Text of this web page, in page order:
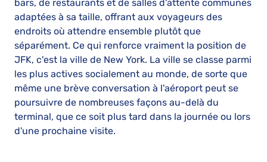
bars, de restaurants et de salles d'attente communes
adaptées à sa taille, offrant aux voyageurs des
endroits où attendre ensemble plutôt que
séparément. Ce qui renforce vraiment la position de
JFK, c'est la ville de New York. La ville se classe parmi
les plus actives socialement au monde, de sorte que
même une brève conversation à l'aéroport peut se
poursuivre de nombreuses façons au-delà du
terminal, que ce soit plus tard dans la journée ou lors
d'une prochaine visite.